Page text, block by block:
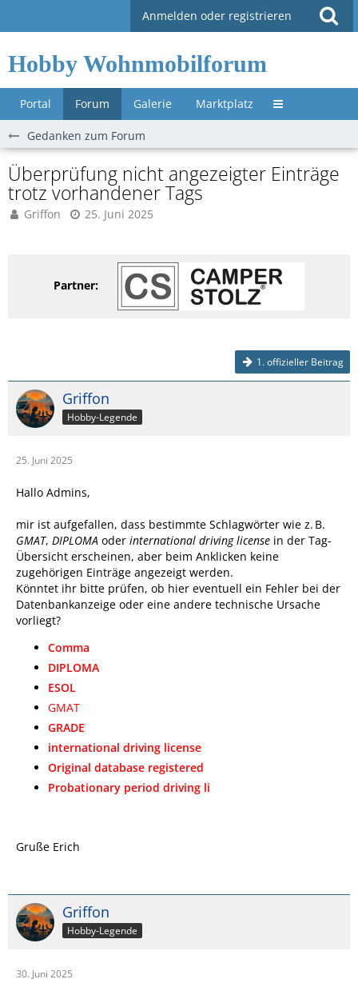
Anmelden oder registrieren
Hobby Wohnmobilforum
Portal Forum Galerie Marktplatz Untermenü »
Gedanken zum Forum
Überprüfung nicht angezeigter Einträge
trotz vorhandener Tags
Griffon 25. Juni 2025
Partner:
1. offizieller Beitrag
Griffon
Hobby-Legende
25. Juni 2025
Hallo Admins,
mir ist aufgefallen, dass bestimmte Schlagwörter wie z. B.
GMAT, DIPLOMA oder international driving license in der Tag-
Übersicht erscheinen, aber beim Anklicken keine
zugehörigen Einträge angezeigt werden.
Könntet ihr bitte prüfen, ob hier eventuell ein Fehler bei der
Datenbankanzeige oder eine andere technische Ursache
vorliegt?
Comma
DIPLOMA
ESOL
GMAT
GRADE
international driving license
Original database registered
Probationary period driving li
Gruße Erich
Griffon
Hobby-Legende
30. Juni 2025